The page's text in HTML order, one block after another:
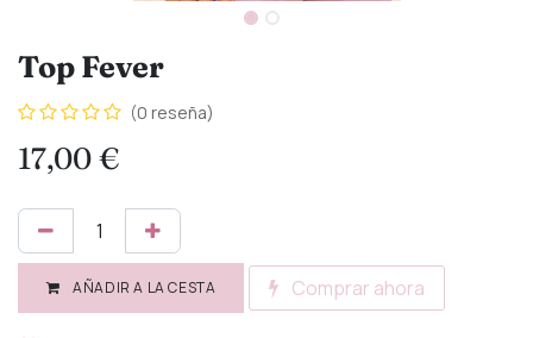
Top Fever
(0 reseña)
17,00€
AÑADIR A LA CESTA Comprar ahora